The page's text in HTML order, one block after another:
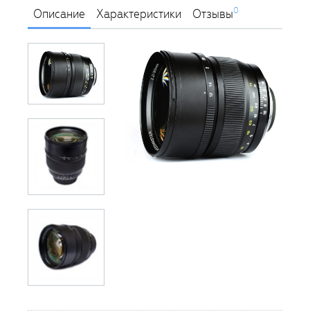
Описание Характеристики Отзывы0